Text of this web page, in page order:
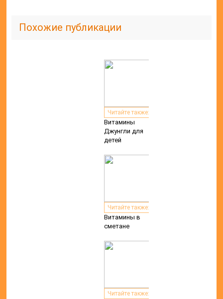
Похожие публикации
Читайте также:
Витамины
Джунгли для
детей
Читайте также:
Витамины в
сметане
Читайте также: